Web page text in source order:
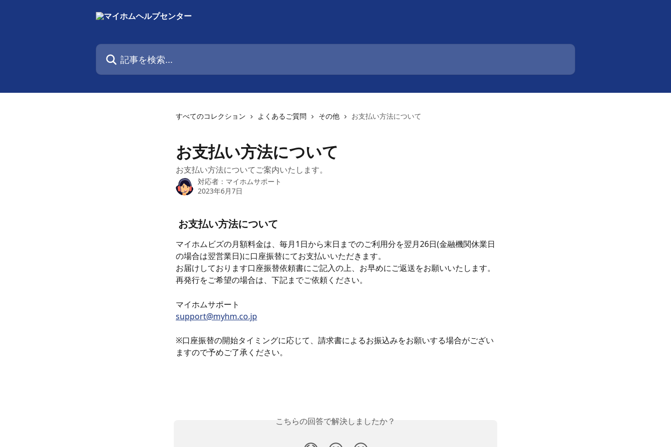
記事を検索...
すべてのコレクション よくあるご質問 その他 お支払い方法について
お支払い方法について
お支払い方法についてご案内いたします。
対応者： マイホムサポート
2023年6月7日
お支払い方法について
マイホムビズの月額料金は、毎月1日から末日までのご利用分を翌月26日(金融機関休業日
の場合は翌営業日)に口座振替にてお支払いいただきます。
お届けしております口座振替依頼書にご記入の上、お早めにご返送をお願いいたします。
再発行をご希望の場合は、下記までご依頼ください。
マイホムサポート
support@myhm.co.jp
※口座振替の開始タイミングに応じて、請求書によるお振込みをお願いする場合がござい
ますので予めご了承ください。
こちらの回答で解決しましたか？